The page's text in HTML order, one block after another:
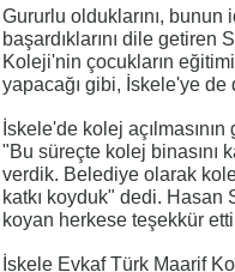
Gururlu olduklarını,
başardıklarını dile getiren
Koleji'nin çocukların
yapacağı gibi, İskele'ye de
İskele'de kolej
"Bu süreçte kolej binasını
verdik. Belediye olarak
katkı koyduk" dedi. Hasan
koyan herkese teşekkür
İskele Evkaf Türk Maarif